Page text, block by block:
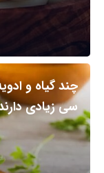
چند گیاه و
سی زیادی